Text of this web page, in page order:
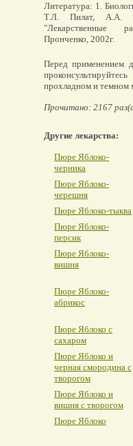
Литература: 1.
Т.Л. Пилат, А.А.
"Лекарственные
Пронченко, 2002г.
Перед применением
прохладном и темном
Прочитано: 2167
Другие лекарства:
Пюре Яблоко-
черника
Пюре Яблоко-
черешня
Пюре Яблоко-тыква
Пюре Яблоко-
персик
Пюре Яблоко-
вишня
Пюре Яблоко-
абрикос
Пюре Яблоко с
сахаром
Пюре Яблоко и
черная смородина с
творогом
Пюре Яблоко и
вишня с творогом
Пюре Яблоко